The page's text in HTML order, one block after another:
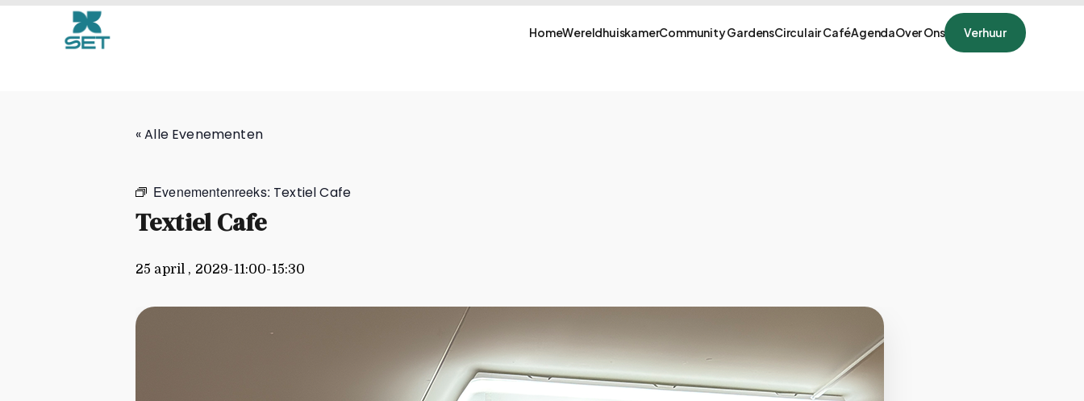
HomeWereldhuiskamerCommunity GardensCirculair CaféAgendaOver Ons Verhuur
Textiel Cafe
« Alle Evenementen
Evenementenreeks: Textiel Cafe
Textiel Cafe
25 april , 2029-11:00-15:30